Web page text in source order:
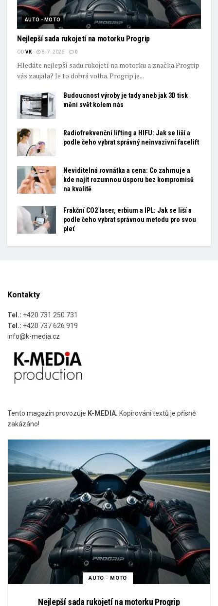
AUTO - MOTO
Nejlepší sada rukojetí na motorku Progrip
OD VK 8. 7. 2026 0
Hledáte nejlepší sadu rukojetí na motorku a značka Progrip
vás zaujala? Je to dobrá volba. Progrip je...
Budoucnost výroby je tady aneb jak 3D tisk
mění svět kolem nás
Radiofrekvenční lifting a HIFU: Jak se liší a
podle čeho vybrat správný neinvazivní facelift
Neviditelná rovnátka a cena: Co zahrnuje a
kde najít rozumnou úsporu bez kompromisů
na kvalitě
Frakční CO2 laser, erbium a IPL: Jak se liší a
podle čeho vybrat správnou metodu pro svou
pleť
Kontakty
Tel.: +420 731 250 731
Tel.: +420 737 626 919
info@k-media.cz
Tento magazín provozuje K-MEDIA. Kopírování textů je přísně
zakázáno!
AUTO - MOTO
Nejlepší sada rukojetí na motorku Progrip